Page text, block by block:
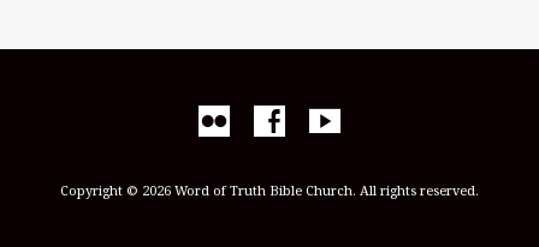
Copyright © 2026 Word of Truth Bible Church. All rights reserved.